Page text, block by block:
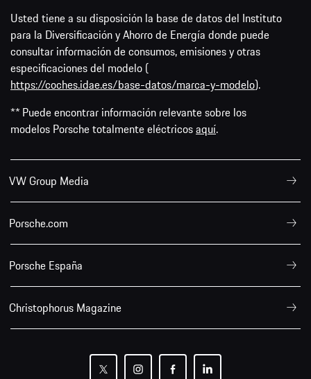
Usted tiene a su disposición la base de datos del Instituto
para la Diversificación y Ahorro de Energía donde puede
consultar información de consumos, emisiones y otras
especificaciones del modelo (
https://coches.idae.es/base-datos/marca-y-modelo).
** Puede encontrar información relevante sobre los
modelos Porsche totalmente eléctricosaquí.
VW Group Media
Porsche.com
Porsche España
Christophorus Magazine